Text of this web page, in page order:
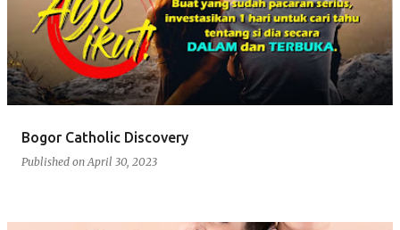
t
s
Bogor Catholic Discovery
Published onApril 30, 2023